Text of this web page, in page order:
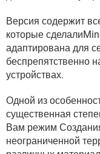
YANDEX
Версия содержит
которые
адаптирована для
беспрепятственно
устройствах.
Одной из
существенная
Вам режим
неограниченной